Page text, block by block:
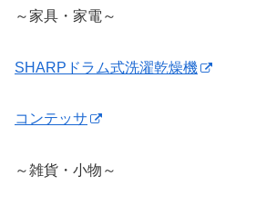
～家具・家電～
SHARPドラム式洗濯乾燥機
コンテッサ
～雑貨・小物～